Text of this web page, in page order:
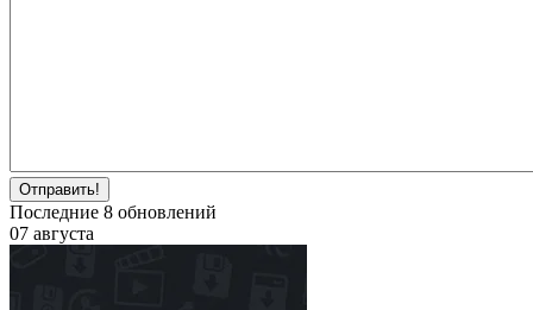
Отправить!
Последние 8 обновлений
07 августа